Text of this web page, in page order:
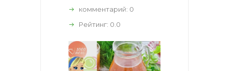
комментарий: 0
Рейтинг: 0.0